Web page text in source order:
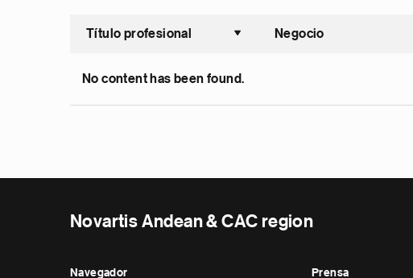
Título profesional
Ordenar
Negocio
No content has been found.
Novartis Andean & CAC region
Navegador Prensa